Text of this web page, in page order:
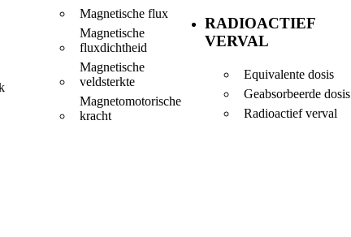
Magnetische flux
Magnetische
fluxdichtheid
Magnetische
veldsterkte
Magnetomotorische
kracht
RADIOACTIEF
VERVAL
Equivalente dosis
Geabsorbeerde dosis
Radioactief verval